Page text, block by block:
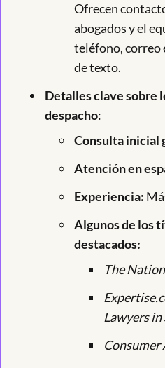
Ofrecen
abogados y el
teléfono, correo
de texto.
Detalles clave sobre
despacho:
Consulta inicial
Atención en
Experiencia:
Algunos de los
destacados:
The
Lawyers in